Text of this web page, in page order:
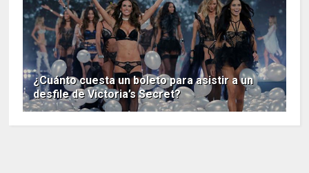
¿Cuánto cuesta un boleto para asistir a un
desfile de Victoria’s Secret?